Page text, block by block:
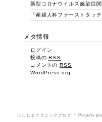
新型コロナウイルス感染症関
『産婦人科ファーストタッ
メタ情報
ログイン
投稿のRSS
コメントのRSS
WordPress.org
にしじまクリニックブログ Proudly